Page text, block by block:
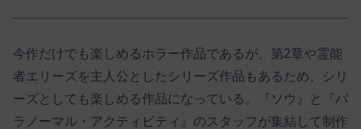
今作だけでも楽しめるホラー作品であるが、第2章や霊能
者エリーズを主人公としたシリーズ作品もあるため、シリ
ーズとしても楽しめる作品になっている。『ソウ』と『パ
ラノーマル・アクティビティ』のスタッフが集結して制作